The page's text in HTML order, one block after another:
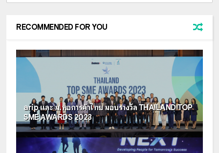
RECOMMENDED FOR YOU
arip และ ม.หอการค้าไทย มอบรางวัล THAILAND TOP
SME AWARDS 2023